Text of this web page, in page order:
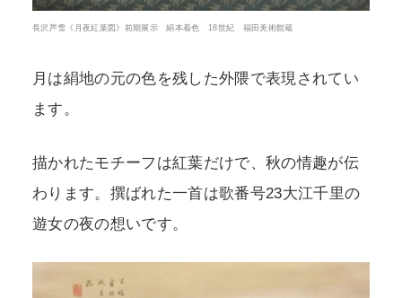
長沢芦雪《月夜紅葉図》前期展示 絹本着色 18世紀 福田美術館蔵
月は絹地の元の色を残した外隈で表現されてい
ます。
描かれたモチーフは紅葉だけで、秋の情趣が伝
わります。撰ばれた一首は歌番号23大江千里の
遊女の夜の想いです。